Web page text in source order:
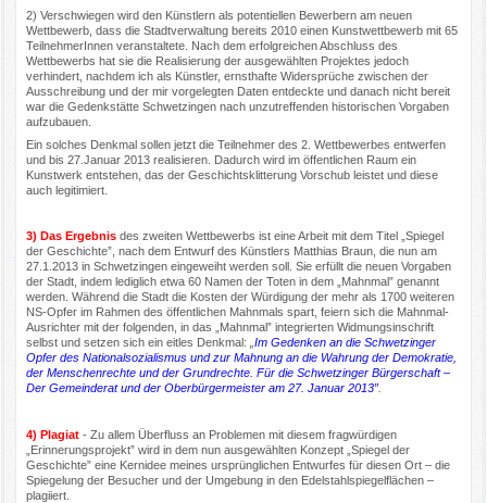
2) Verschwiegen wird den Künstlern als potentiellen Bewerbern am neuen
Wettbewerb, dass die Stadtverwaltung bereits 2010 einen Kunstwettbewerb mit 65
TeilnehmerInnen veranstaltete. Nach dem erfolgreichen Abschluss des
Wettbewerbs hat sie die Realisierung der ausgewählten Projektes jedoch
verhindert, nachdem ich als Künstler, ernsthafte Widersprüche zwischen der
Ausschreibung und der mir vorgelegten Daten entdeckte und danach nicht bereit
war die Gedenkstätte Schwetzingen nach unzutreffenden historischen Vorgaben
aufzubauen.
Ein solches Denkmal sollen jetzt die Teilnehmer des 2. Wettbewerbes entwerfen
und bis 27.Januar 2013 realisieren. Dadurch wird im öffentlichen Raum ein
Kunstwerk entstehen, das der Geschichtsklitterung Vorschub leistet und diese
auch legitimiert.
3) Das Ergebnis des zweiten Wettbewerbs ist eine Arbeit mit dem Titel „Spiegel
der Geschichte”, nach dem Entwurf des Künstlers Matthias Braun, die nun am
27.1.2013 in Schwetzingen eingeweiht werden soll. Sie erfüllt die neuen Vorgaben
der Stadt, indem lediglich etwa 60 Namen der Toten in dem „Mahnmal” genannt
werden. Während die Stadt die Kosten der Würdigung der mehr als 1700 weiteren
NS-Opfer im Rahmen des öffentlichen Mahnmals spart, feiern sich die Mahnmal-
Ausrichter mit der folgenden, in das „Mahnmal” integrierten Widmungsinschrift
selbst und setzen sich ein eitles Denkmal:„Im Gedenken an die Schwetzinger
Opfer des Nationalsozialismus und zur Mahnung an die Wahrung der Demokratie,
der Menschenrechte und der Grundrechte. Für die Schwetzinger Bürgerschaft –
Der Gemeinderat und der Oberbürgermeister am 27. Januar 2013”.
4) Plagiat - Zu allem Überfluss an Problemen mit diesem fragwürdigen
„Erinnerungsprojekt” wird in dem nun ausge­wählten Konzept „Spiegel der
Geschichte” eine Kernidee meines ursprünglichen Entwurfes für diesen Ort – die
Spiegelung der Besucher und der Umgebung in den Edelstahlspiegelflächen –
plagiiert.